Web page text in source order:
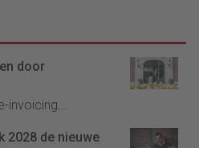
door
invoicing...
2028 de nieuwe